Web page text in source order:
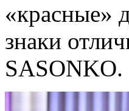
«красные»
знаки
SASONKO.